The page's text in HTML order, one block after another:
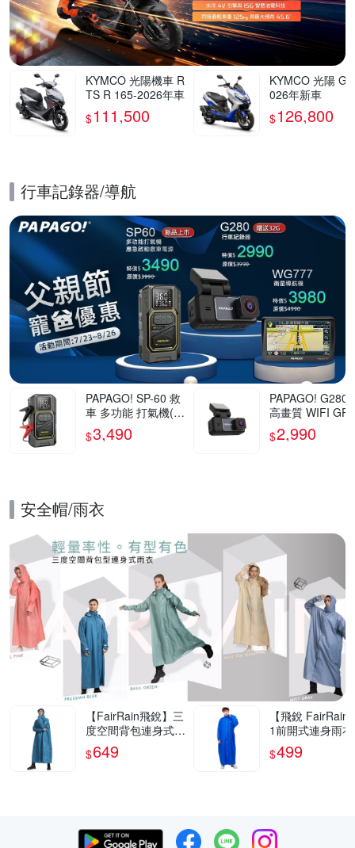
KYMCO 光陽機車 R
TS R 165-2026年車
$111,500
KYMCO 光陽
026年新車
$126,800
行車記錄器/導航
PAPAGO! SP-60 救
車 多功能 打氣機(救
急啟動/快速打氣/應
急照明)
$3,490
PAPAGO! G280
高畫質 WIFI
速提醒 行車紀錄
$2,990
安全帽/雨衣
【FairRain飛銳】三
度空間背包連身式雨
衣
$649
【飛銳 FairRain
1前開式連身雨衣
$499